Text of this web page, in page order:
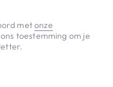
metonze
toestemming om je